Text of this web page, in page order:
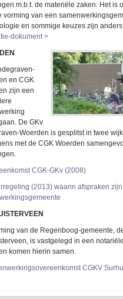
m.b.t. de materiële zaken. Het is
vorming van een
en sommige keuzes zijn
dokument >
en CGK
zijn een
De GKv
Woerden is gesplitst in twee
met de CGK Woerden
CGK-GKv (2008)
(2013) waarin afspraken
van de Regenboog-gemeente,
is vastgelegd in een
komen hierin samen.
CGKV